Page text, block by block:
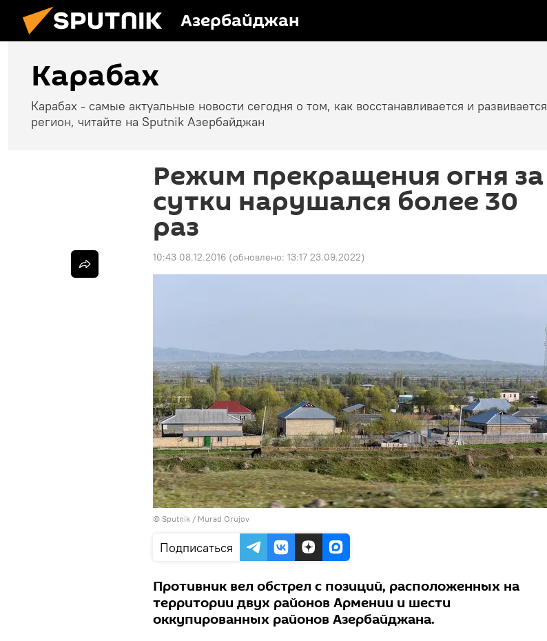
Азербайджан
Карабах
Карабах - самые актуальные новости сегодня о том, как восстанавливается и развивается
регион, читайте на Sputnik Азербайджан
Режим прекращения огня за
сутки нарушался более 30
раз
10:43 08.12.2016 (обновлено: 13:17 23.09.2022)
© Sputnik / Murad Orujov
Подписаться
Противник вел обстрел с позиций, расположенных на
территории двух районов Армении и шести
оккупированных районов Азербайджана.